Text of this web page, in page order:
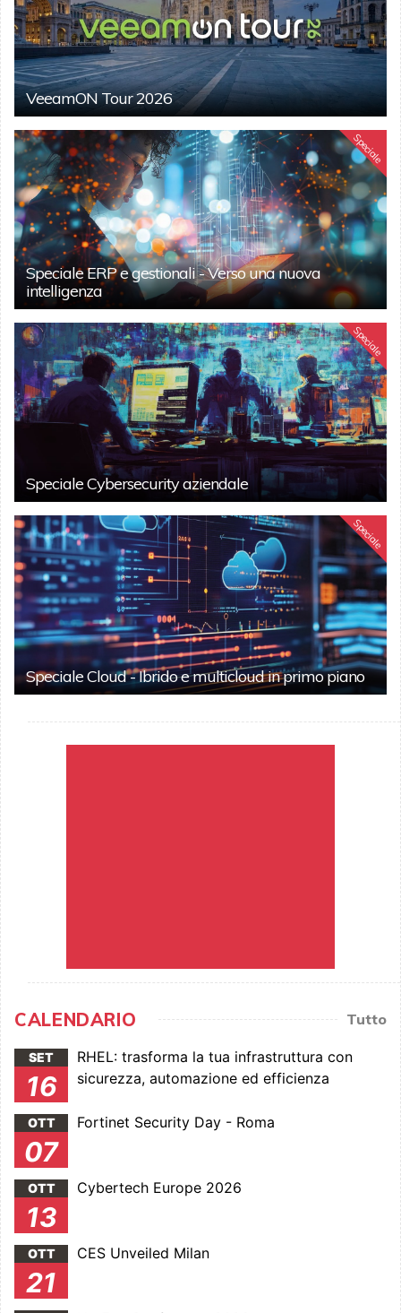
VeeamON Tour 2026
Speciale
Speciale ERP e gestionali - Verso una nuova
intelligenza
Speciale
Speciale Cybersecurity aziendale
Speciale
Speciale Cloud - Ibrido e multicloud in primo piano
CALENDARIO Tutto
SET
16
RHEL: trasforma la tua infrastruttura con
sicurezza, automazione ed efficienza
OTT
07
Fortinet Security Day - Roma
OTT
13
Cybertech Europe 2026
OTT
21
CES Unveiled Milan